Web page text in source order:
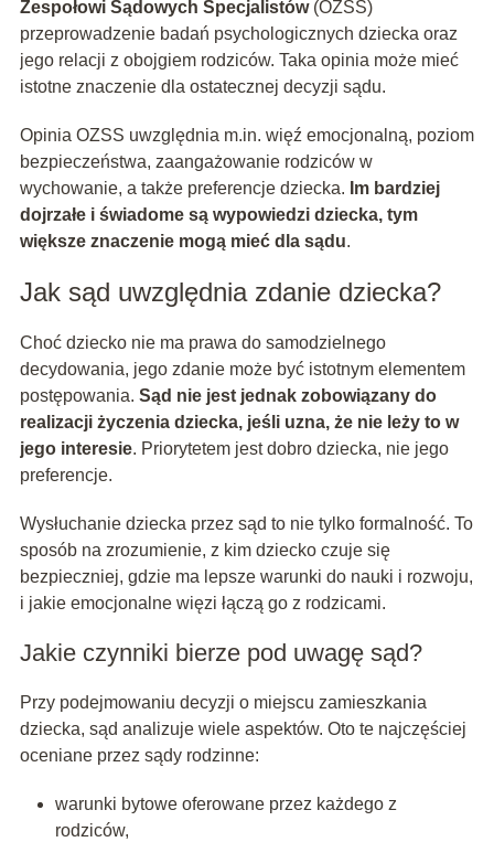
Zespołowi Sądowych Specjalistów(OZSS)
przeprowadzenie badań psychologicznych dziecka oraz
jego relacji z obojgiem rodziców. Taka opinia może mieć
istotne znaczenie dla ostatecznej decyzji sądu.
Opinia OZSS uwzględnia m.in. więź emocjonalną, poziom
bezpieczeństwa, zaangażowanie rodziców w
wychowanie, a także preferencje dziecka. Im bardziej
dojrzałe i świadome są wypowiedzi dziecka, tym
większe znaczenie mogą mieć dla sądu.
Jak sąd uwzględnia zdanie dziecka?
Choć dziecko nie ma prawa do samodzielnego
decydowania, jego zdanie może być istotnym elementem
postępowania. Sąd nie jest jednak zobowiązany do
realizacji życzenia dziecka, jeśli uzna, że nie leży to w
jego interesie. Priorytetem jest dobro dziecka, nie jego
preferencje.
Wysłuchanie dziecka przez sąd to nie tylko formalność. To
sposób na zrozumienie, z kim dziecko czuje się
bezpieczniej, gdzie ma lepsze warunki do nauki i rozwoju,
i jakie emocjonalne więzi łączą go z rodzicami.
Jakie czynniki bierze pod uwagę sąd?
Przy podejmowaniu decyzji o miejscu zamieszkania
dziecka, sąd analizuje wiele aspektów. Oto te najczęściej
oceniane przez sądy rodzinne:
warunki bytowe oferowane przez każdego z
rodziców,